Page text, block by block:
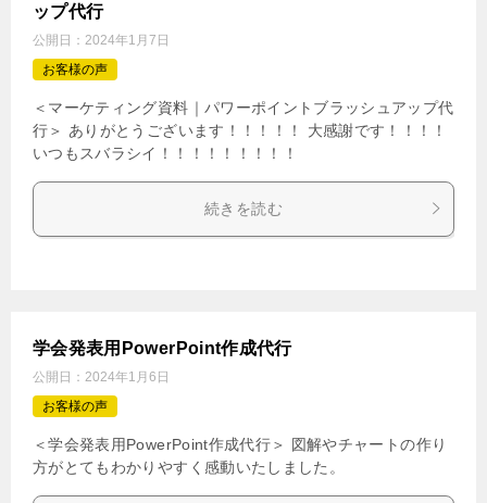
ップ代行
公開日： 2024年1月7日
お客様の声
＜マーケティング資料｜パワーポイントブラッシュアップ代
行＞ ありがとうございます！！！！！ 大感謝です！！！！
いつもスバラシイ！！！！！！！！！
続きを読む
学会発表用PowerPoint作成代行
公開日： 2024年1月6日
お客様の声
＜学会発表用PowerPoint作成代行＞ 図解やチャートの作り
方がとてもわかりやすく感動いたしました。